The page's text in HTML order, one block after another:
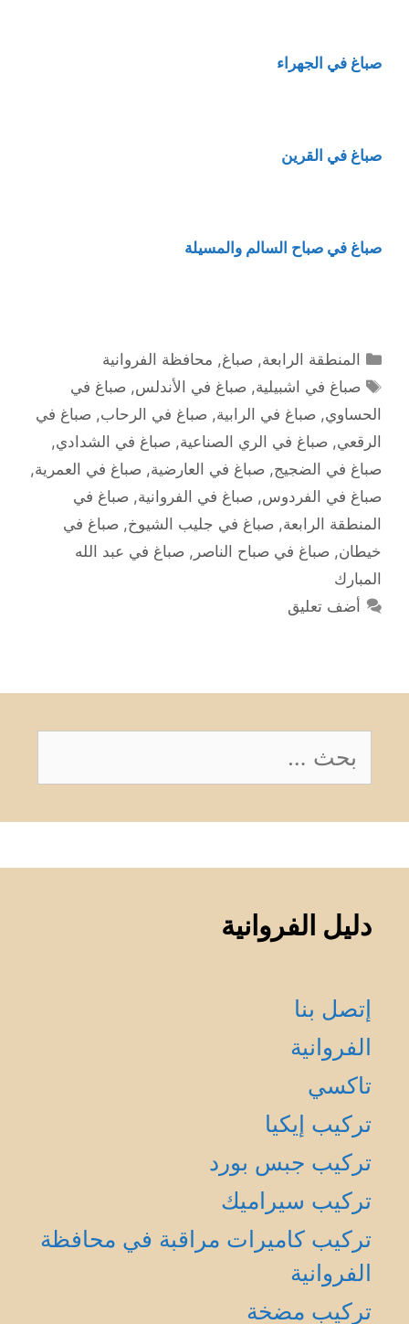
صباغ في الجهراء
صباغ في القرين
صباغ في صباح السالم والمسيلة
التصنيفات
المنطقة الرابعة, صباغ, محافظة الفروانية
الوسوم
صباغ في اشبيلية, صباغ في الأندلس, صباغ في
الحساوي, صباغ في الرابية, صباغ في الرحاب, صباغ في
الرقعي, صباغ في الري الصناعية, صباغ في الشدادي,
صباغ في الضجيج, صباغ في العارضية, صباغ في العمرية,
صباغ في الفردوس, صباغ في الفروانية, صباغ في
المنطقة الرابعة, صباغ في جليب الشيوخ, صباغ في
خيطان, صباغ في صباح الناصر , صباغ في عبد الله
المبارك
أضف تعليق
عن:
دليل الفروانية
إتصل بنا
الفروانية
تاكسي
تركيب إيكيا
تركيب جبس بورد
تركيب سيراميك
تركيب كاميرات مراقبة في محافظة
الفروانية
تركيب مضخة